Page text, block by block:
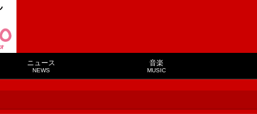
ニュース
NEWS
音楽
MUSIC